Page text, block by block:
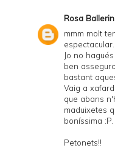
Rosa
mmm molt
espectacular.
Jo no
ben
bastant
Vaig a
que abans
maduixetes
boníssima :P.
Petonets!!